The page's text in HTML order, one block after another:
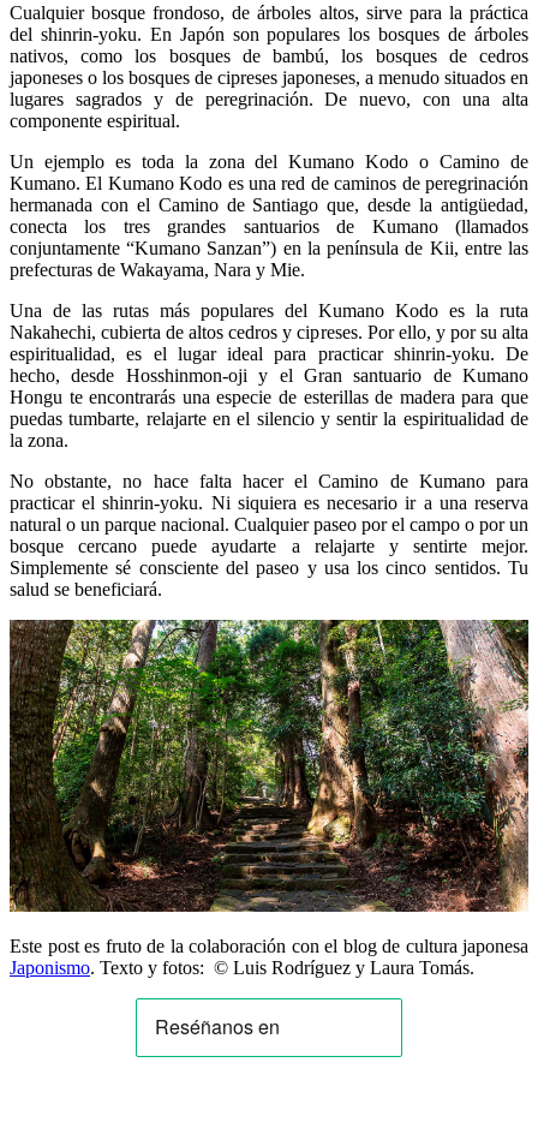
Cualquier bosque frondoso, de árboles altos, sirve para la práctica
del shinrin-yoku. En Japón son populares los bosques de árboles
nativos, como los bosques de bambú, los bosques de cedros
japoneses o los bosques de cipreses japoneses, a menudo situados en
lugares sagrados y de peregrinación. De nuevo, con una alta
componente espiritual.
Un ejemplo es toda la zona del Kumano Kodo o Camino de
Kumano. El Kumano Kodo es una red de caminos de peregrinación
hermanada con el Camino de Santiago que, desde la antigüedad,
conecta los tres grandes santuarios de Kumano (llamados
conjuntamente “Kumano Sanzan”) en la península de Kii, entre las
prefecturas de Wakayama, Nara y Mie.
Una de las rutas más populares del Kumano Kodo es la ruta
Nakahechi, cubierta de altos cedros y cipreses. Por ello, y por su alta
espiritualidad, es el lugar ideal para practicar shinrin-yoku. De
hecho, desde Hosshinmon-oji y el Gran santuario de Kumano
Hongu te encontrarás una especie de esterillas de madera para que
puedas tumbarte, relajarte en el silencio y sentir la espiritualidad de
la zona.
No obstante, no hace falta hacer el Camino de Kumano para
practicar el shinrin-yoku. Ni siquiera es necesario ir a una reserva
natural o un parque nacional. Cualquier paseo por el campo o por un
bosque cercano puede ayudarte a relajarte y sentirte mejor.
Simplemente sé consciente del paseo y usa los cinco sentidos. Tu
salud se beneficiará.
Este post es fruto de la colaboración con el blog de cultura japonesa
Japonismo. Texto y fotos: © Luis Rodríguez y Laura Tomás.